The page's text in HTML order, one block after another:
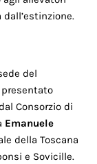
del
presentato
Consorzio di
Emanuele
della Toscana
e Sovicille.